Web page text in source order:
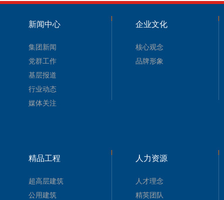
新闻中心
集团新闻
党群工作
基层报道
行业动态
媒体关注
企业文化
核心观念
品牌形象
精品工程
超高层建筑
公用建筑
人力资源
人才理念
精英团队